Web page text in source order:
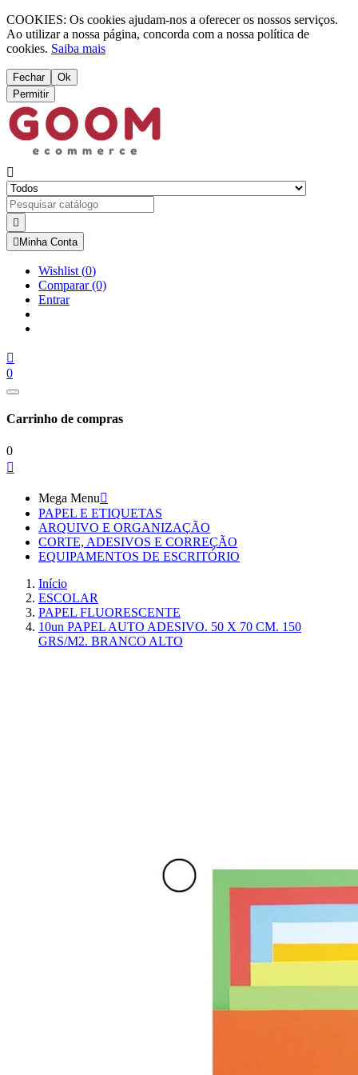
COOKIES: Os cookies ajudam-nos a oferecer os nossos serviços.
Ao utilizar a nossa página, concorda com a nossa política de
cookies. Saiba mais
Fechar
Ok
Permitir


 Minha Conta
Wishlist (0)
Comparar(0)
Entrar

0
Carrinho de compras
0

Mega Menu
PAPEL E ETIQUETAS
ARQUIVO E ORGANIZAÇÃO
CORTE, ADESIVOS E CORREÇÃO
EQUIPAMENTOS DE ESCRITÓRIO
Início
ESCOLAR
PAPEL FLUORESCENTE
10un PAPEL AUTO ADESIVO. 50 X 70 CM. 150
GRS/M2. BRANCO ALTO